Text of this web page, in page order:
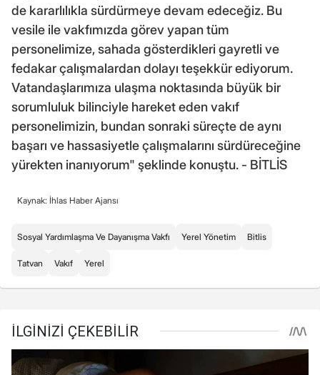
de kararlılıkla sürdürmeye devam edeceğiz. Bu
vesile ile vakfımızda görev yapan tüm
personelimize, sahada gösterdikleri gayretli ve
fedakar çalışmalardan dolayı teşekkür ediyorum.
Vatandaşlarımıza ulaşma noktasında büyük bir
sorumluluk bilinciyle hareket eden vakıf
personelimizin, bundan sonraki süreçte de aynı
başarı ve hassasiyetle çalışmalarını sürdüreceğine
yürekten inanıyorum" şeklinde konuştu. - BİTLİS
Kaynak: İhlas Haber Ajansı
Sosyal Yardımlaşma Ve Dayanışma Vakfı Yerel Yönetim Bitlis
Tatvan Vakıf Yerel